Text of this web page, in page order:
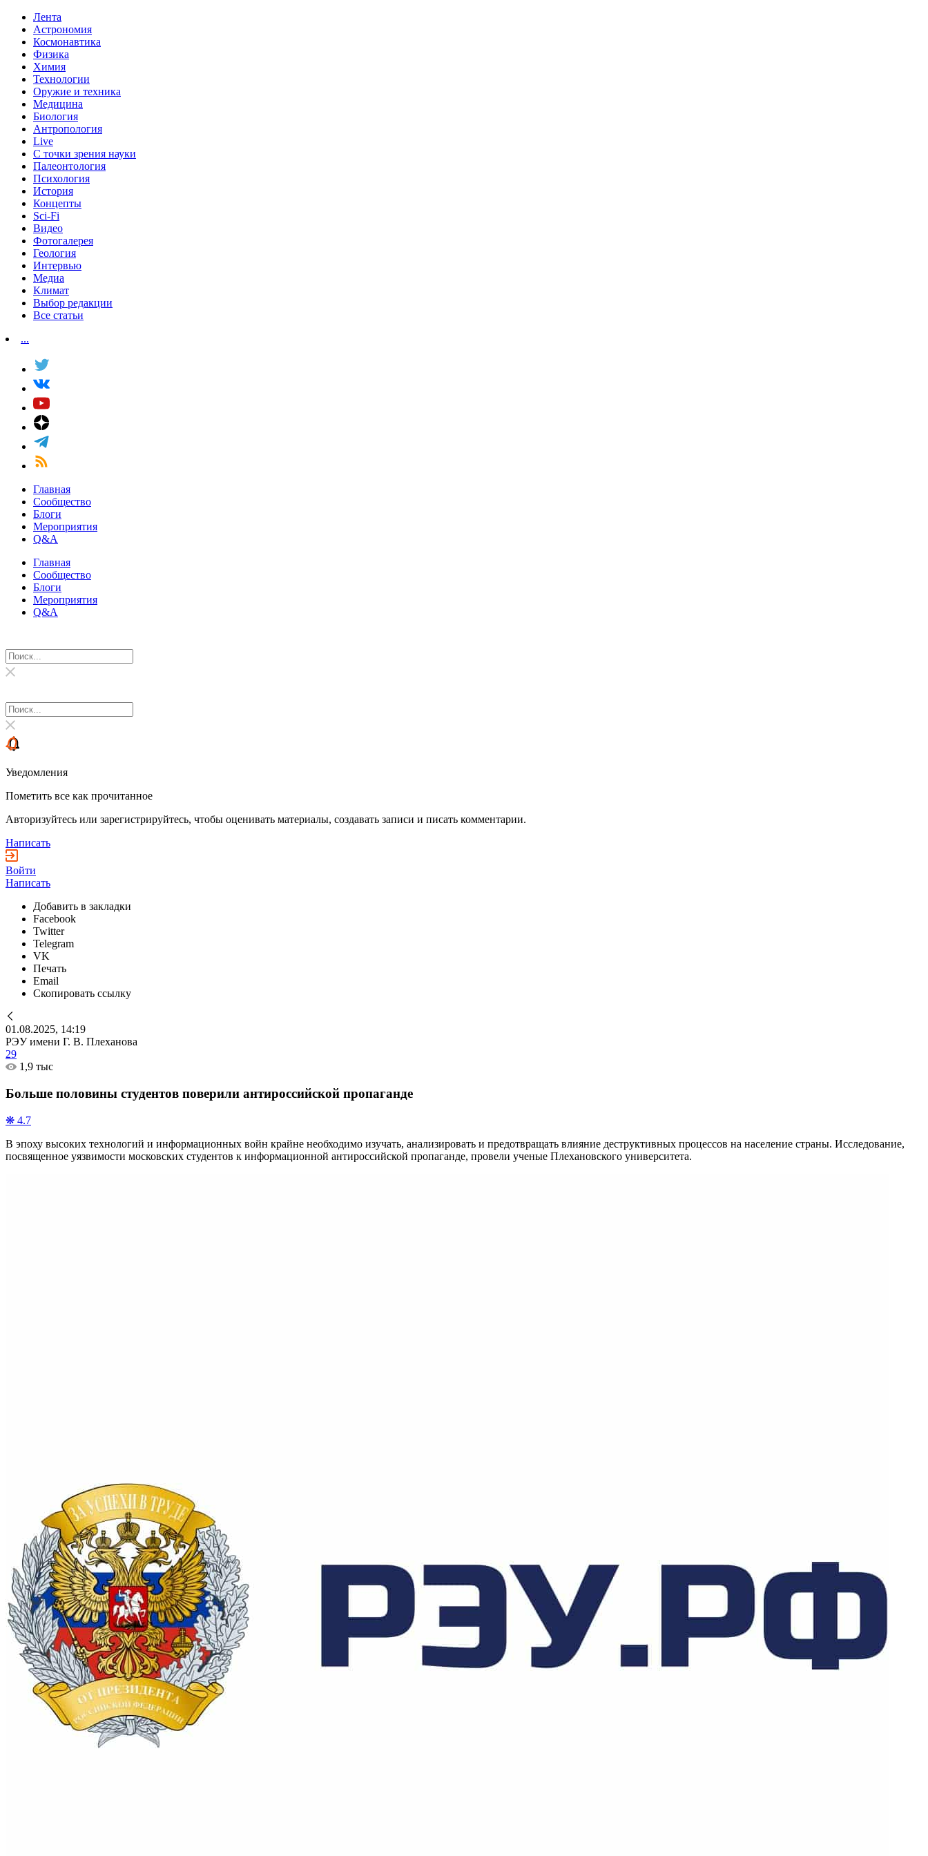
Лента
Астрономия
Космонавтика
Физика
Химия
Технологии
Оружие и техника
Медицина
Биология
Антропология
Live
С точки зрения науки
Палеонтология
Психология
История
Концепты
Sci-Fi
Видео
Фотогалерея
Геология
Интервью
Медиа
Климат
Выбор редакции
Все статьи
...
Главная
Сообщество
Блоги
Мероприятия
Q&A
Главная
Сообщество
Блоги
Мероприятия
Q&A
Уведомления
Пометить все как прочитанное
Авторизуйтесь или зарегистрируйтесь, чтобы оценивать материалы, создавать записи и писать комментарии.
Написать
Войти
Написать
Добавить в закладки
Facebook
Twitter
Telegram
VK
Печать
Email
Скопировать ссылку
01.08.2025, 14:19
РЭУ имени Г. В. Плеханова
29
1,9 тыс
Больше половины студентов поверили антироссийской пропаганде
❋ 4.7
В эпоху высоких технологий и информационных войн крайне необходимо изучать, анализировать и предотвращать влияние деструктивных процессов на население страны. Исследование,
посвященное уязвимости московских студентов к информационной антироссийской пропаганде, провели ученые Плехановского университета.